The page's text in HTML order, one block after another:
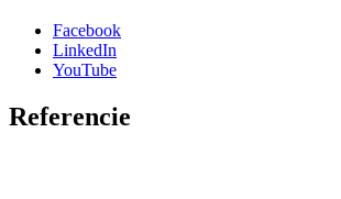
Facebook
LinkedIn
YouTube
Referencie